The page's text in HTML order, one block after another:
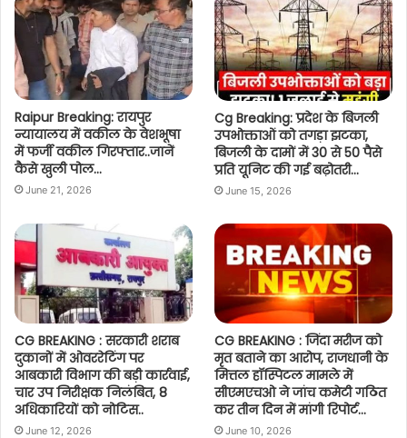
Raipur Breaking: रायपुर
न्यायालय में वकील के वेशभूषा
में फर्जी वकील गिरफ्तार..जानें
कैसे खुली पोल…
June 21, 2026
Cg Breaking: प्रदेश के बिजली
उपभोक्ताओं को तगड़ा झटका,
बिजली के दामों में 30 से 50 पैसे
प्रति यूनिट की गई बढ़ोतरी…
June 15, 2026
CG BREAKING : सरकारी शराब
दुकानों में ओवररेटिंग पर
आबकारी विभाग की बड़ी कार्रवाई,
चार उप निरीक्षक निलंबित, 8
अधिकारियों को नोटिस..
June 12, 2026
CG BREAKING : जिंदा मरीज को
मृत बताने का आरोप, राजधानी के
मित्तल हॉस्पिटल मामले में
सीएमएचओ ने जांच कमेटी गठित
कर तीन दिन में मांगी रिपोर्ट…
June 10, 2026